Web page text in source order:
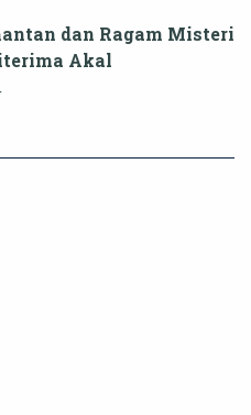
dan Ragam Misteri
Akal